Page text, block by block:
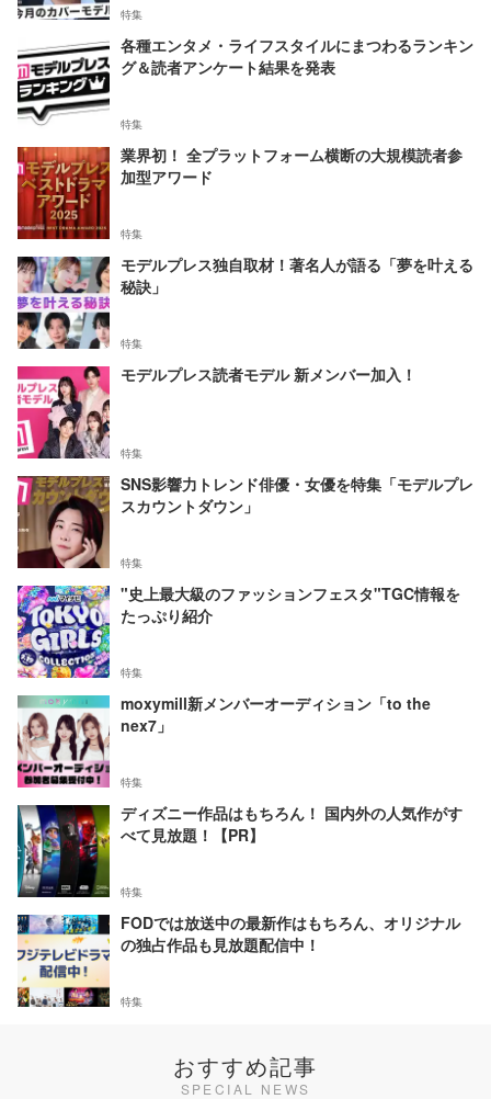
特集
各種エンタメ・ライフスタイルにまつわるランキン
グ＆読者アンケート結果を発表
特集
業界初！ 全プラットフォーム横断の大規模読者参
加型アワード
特集
モデルプレス独自取材！著名人が語る「夢を叶える
秘訣」
特集
モデルプレス読者モデル 新メンバー加入！
特集
SNS影響力トレンド俳優・女優を特集「モデルプレ
スカウントダウン」
特集
"史上最大級のファッションフェスタ"TGC情報を
たっぷり紹介
特集
moxymill新メンバーオーディション「to the
nex7」
特集
ディズニー作品はもちろん！ 国内外の人気作がす
べて見放題！【PR】
特集
FODでは放送中の最新作はもちろん、オリジナル
の独占作品も見放題配信中！
特集
おすすめ記事
SPECIAL NEWS